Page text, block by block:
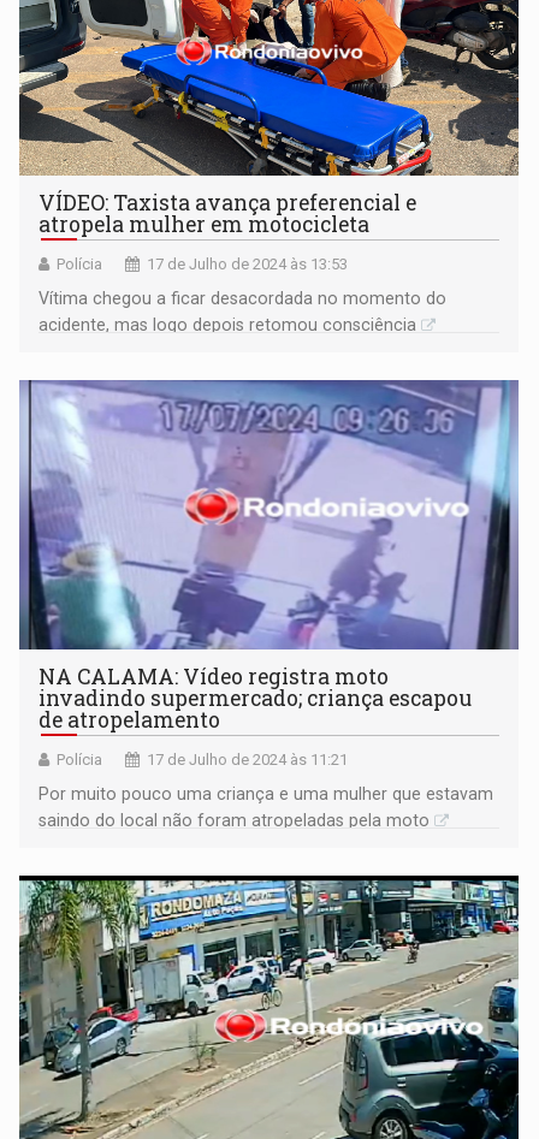
VÍDEO: Taxista avança preferencial e
atropela mulher em motocicleta
Polícia 17 de Julho de 2024 às 13:53
Vítima chegou a ficar desacordada no momento do
acidente, mas logo depois retomou consciência
NA CALAMA: Vídeo registra moto
invadindo supermercado; criança escapou
de atropelamento
Polícia 17 de Julho de 2024 às 11:21
Por muito pouco uma criança e uma mulher que estavam
saindo do local não foram atropeladas pela moto